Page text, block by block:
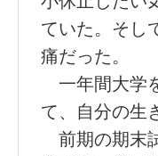
ていた。そし
痛だった。
一年間大学
て、自分の生
前期の期末